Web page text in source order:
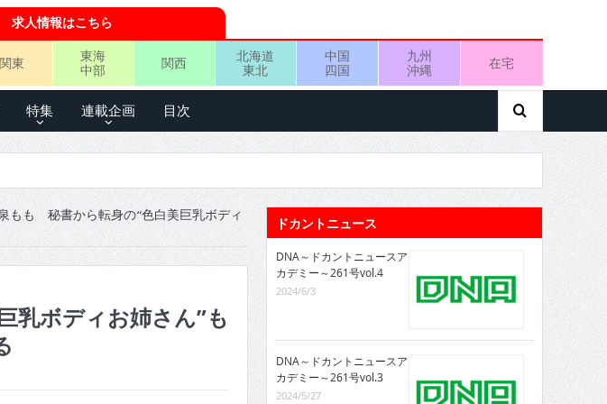
求人情報はこちら
関東
東海
中部
関西
北海道
東北
中国
四国
九州
沖縄
在宅
特集 連載企画 目次
もも 秘書から転身の“色白美巨乳ボディ
乳ボディお姉さん”も
ドカントニュース
DNA～ドカントニュースア
カデミー～261号vol.4
2024/6/3
DNA～ドカントニュースア
カデミー～261号vol.3
2024/5/27